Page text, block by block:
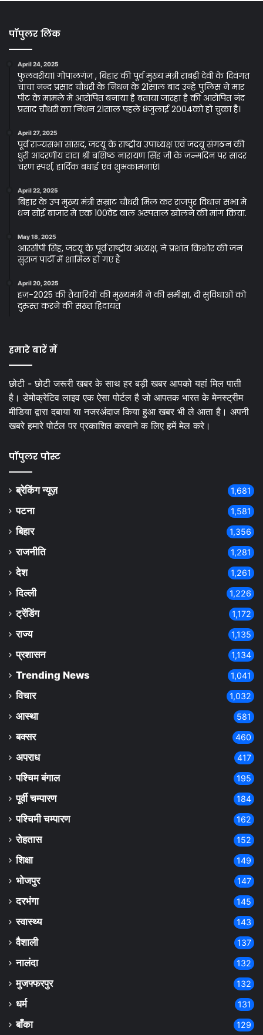
पॉपुलर लिंक
April 24, 2025
फुलवरीया। गोपालगंज , बिहार की पूर्व मुख्य मंत्री राबड़ी देवी के दिवंगत
चाचा नन्द प्रसाद चौधरी के निधन के 21साल बाद उन्हे पुलिस ने मार
पीट के मामले मे आरोपित बनाया है बताया जारहा है की आरोपित नंद
प्रसाद चौधरी का निधन 21साल पहले 8जुलाई 2004को हो चुका है।
April 27, 2025
पूर्व राज्यसभा सांसद, जदयू के राष्ट्रीय उपाध्यक्ष एवं जदयू संगठन की
धुरी आदरणीय दादा श्री बशिष्ठ नारायण सिंह जी के जन्मदिन पर सादर
चरण स्पर्श, हार्दिक बधाई एवं शुभकामनाएं।
April 22, 2025
बिहार के उप मुख्य मंत्री सम्राट चौधरी मिल कर राजपुर विधान सभा मे
धन सोई बाजार मे एक 100वेड वाल अस्पताल खोलने की मांग किया.
May 18, 2025
आरसीपी सिंह, जदयू के पूर्व राष्ट्रीय अध्यक्ष, ने प्रशांत किशोर की जन
सुराज पार्टी में शामिल हो गए हैं
April 20, 2025
हज-2025 की तैयारियों की मुख्यमंत्री ने की समीक्षा, दी सुविधाओं को
दुरुस्त करने की सख्त हिदायत
हमारे बारें में
छोटी - छोटी जरूरी खबर के साथ हर बड़ी खबर आपको यहां मिल पाती
है। डेमोक्रेटिव लाइव एक ऐसा पोर्टल है जो आपतक भारत के मेनस्ट्रीम
मीडिया द्वारा दबाया या नजरअंदाज किया हुआ खबर भी ले आता है। अपनी
खबरे हमारे पोर्टल पर प्रकाशित करवाने क लिए हमें मेल करे।
पॉपुलर पोस्ट
ब्रेकिंग न्यूज़ 1,681
पटना 1,581
बिहार 1,356
राजनीति 1,281
देश 1,261
दिल्ली 1,226
ट्रेंडिंग 1,172
राज्य 1,135
प्रशासन 1,134
Trending News 1,041
विचार 1,032
आस्था 581
बक्सर 460
अपराध 417
पश्चिम बंगाल 195
पूर्वी चम्पारण 184
पश्चिमी चम्पारण 162
रोहतास 152
शिक्षा 149
भोजपुर 147
दरभंगा 145
स्वास्थ्य 143
वैशाली 137
नालंदा 132
मुजफ्फरपुर 132
धर्म 131
बाँका 129